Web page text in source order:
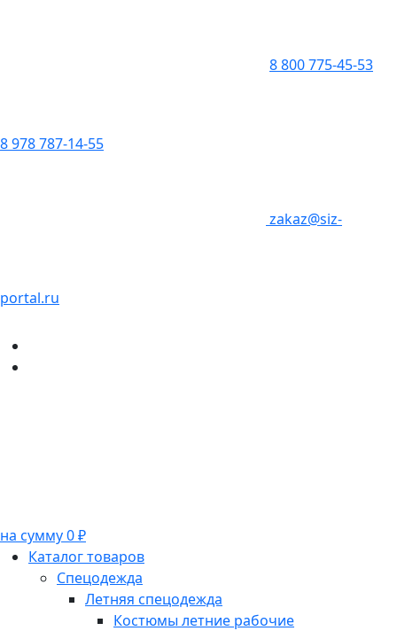
8 800 775-45-53
8 978 787-14-55
zakaz@siz-
portal.ru
на сумму 0 ₽
Каталог товаров
Спецодежда
Летняя спецодежда
Костюмы летние рабочие